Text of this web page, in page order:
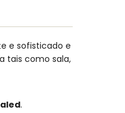
e sofisticado e
tais como sala,
.